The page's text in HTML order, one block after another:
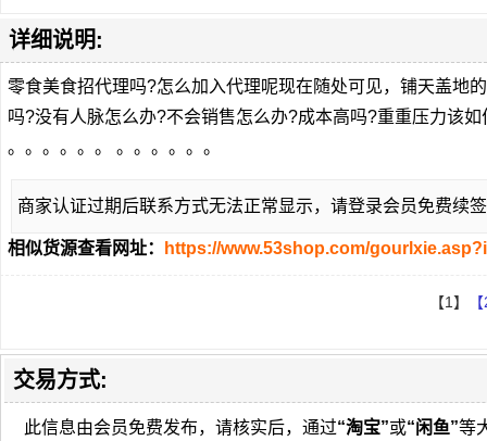
详细说明:
零食美食招代理吗?怎么加入代理呢现在随处可见，铺天盖地
吗?没有人脉怎么办?不会销售怎么办?成本高吗?重重压力该
。。。。。。 。。。。。。
商家认证过期后联系方式无法正常显示，请登录会员免费续
相似货源查看网址： https://www.53shop.com/
【1】
交易方式:
此信息由会员免费发布，请核实后，通过“淘宝”或“闲鱼”等